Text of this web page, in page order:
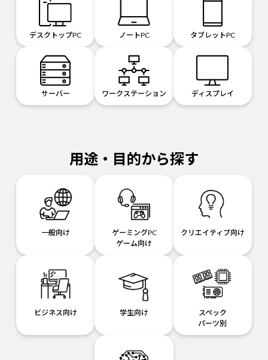
デスクトップPC ノートPC タブレットPC
サーバー ワークステーション ディスプレイ
用途・目的から探す
一般向け
ゲーミングPC
ゲーム向け
クリエイティブ向け
ビジネス向け 学生向け
スペック
パーツ別